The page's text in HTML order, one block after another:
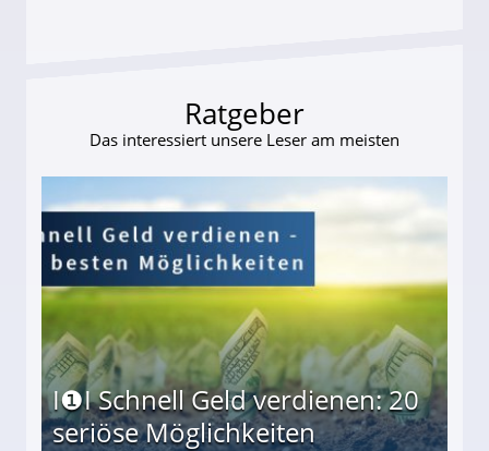
Ratgeber
Das interessiert unsere Leser am meisten
I❶I Schnell Geld verdienen: 20
seriöse Möglichkeiten